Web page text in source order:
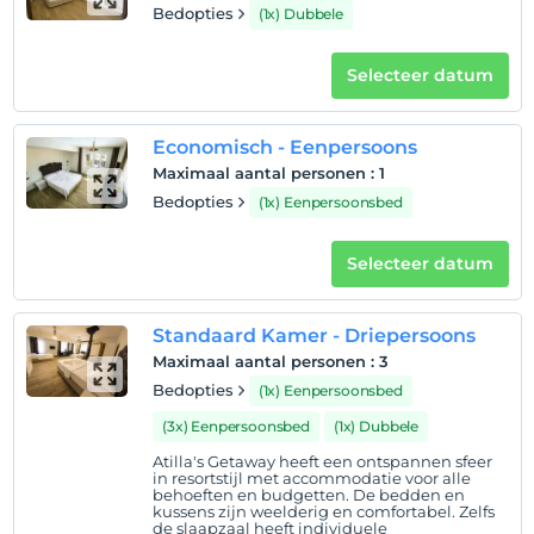
afstand.
Toon op kaart
Hotelvoorwaarden
Voor 11:00
huisdier
Huisdieren niet toegestaan
Baby's jonger dan 2 worden niet in rekening gebracht
Bedopties
(1x) Dubbele
Selecteer datum
Economisch - Eenpersoons
Maximaal aantal personen : 1
Bedopties
(1x) Eenpersoonsbed
Selecteer datum
Standaard Kamer - Driepersoons
Maximaal aantal personen : 3
Bedopties
(1x) Eenpersoonsbed
(3x) Eenpersoonsbed
(1x) Dubbele
Atilla's Getaway heeft een ontspannen sfeer
in resortstijl met accommodatie voor alle
behoeften en budgetten. De bedden en
kussens zijn weelderig en comfortabel. Zelfs
de slaapzaal heeft individuele